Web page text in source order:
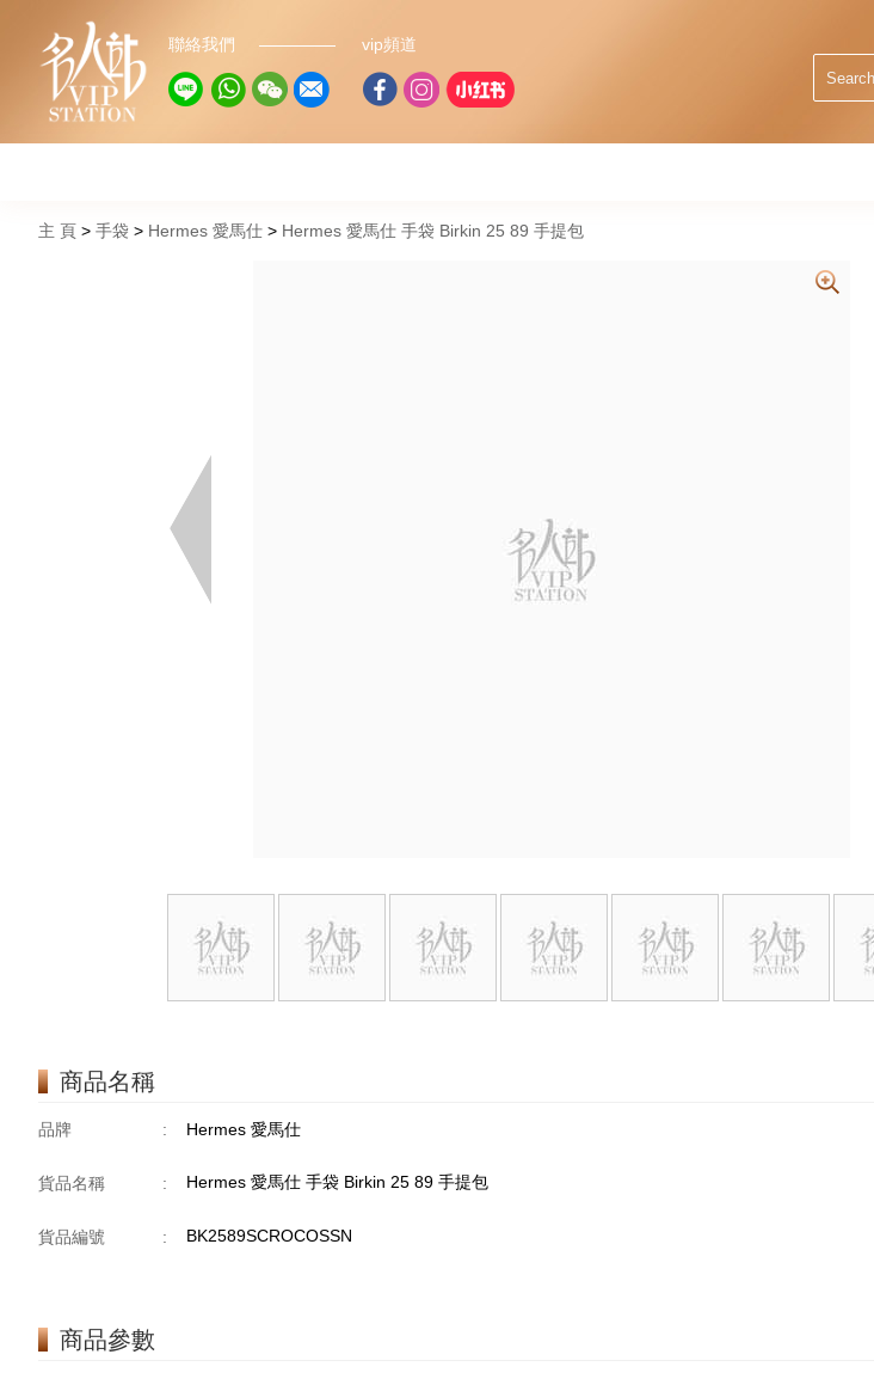
聯絡我們 vip頻道
主 頁 手袋 Hermes 愛馬仕 Hermes 愛馬仕 手袋 Birkin 25 89 手提包
商品名稱
品牌 : Hermes 愛馬仕
貨品名稱 : Hermes 愛馬仕 手袋 Birkin 25 89 手提包
貨品編號 : BK2589SCROCOSSN
商品參數